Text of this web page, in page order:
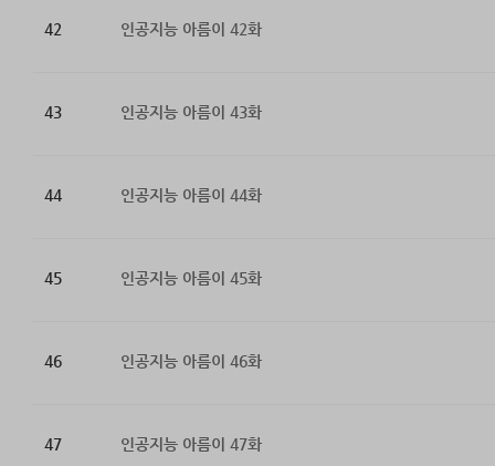
42 인공지능 아름이 42화
43 인공지능 아름이 43화
44 인공지능 아름이 44화
45 인공지능 아름이 45화
46 인공지능 아름이 46화
47 인공지능 아름이 47화